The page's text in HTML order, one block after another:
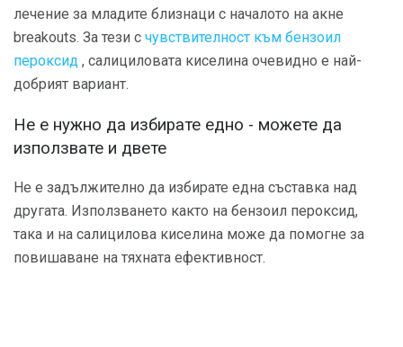
лечение за младите близнаци с началото на акне
breakouts. За тези с чувствителност към бензоил
пероксид , салициловата киселина очевидно е най-
добрият вариант.
Не е нужно да избирате едно - можете да
използвате и двете
Не е задължително да избирате една съставка над
другата. Използването както на бензоил пероксид,
така и на салицилова киселина може да помогне за
повишаване на тяхната ефективност.